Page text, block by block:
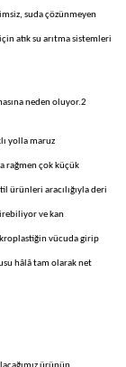
suda çözünmeyen
atık su arıtma sistemleri
neden oluyor.2
yolla maruz
rağmen çok küçük
ürünleri aracılığıyla deri
ve kan
vücuda girip
hâlâ tam olarak net